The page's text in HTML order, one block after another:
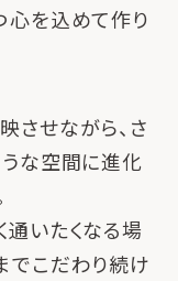
心を込めて作り
させながら、さ
うな空間に進化
通いたくなる場
でこだわり続け